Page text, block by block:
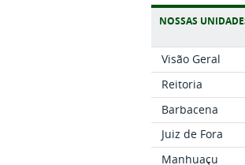
NOSSAS
Visão Geral
Reitoria
Barbacena
Juiz de Fora
Manhuaçu